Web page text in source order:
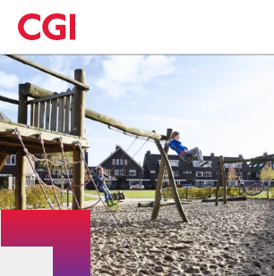
Skip
to
main
content